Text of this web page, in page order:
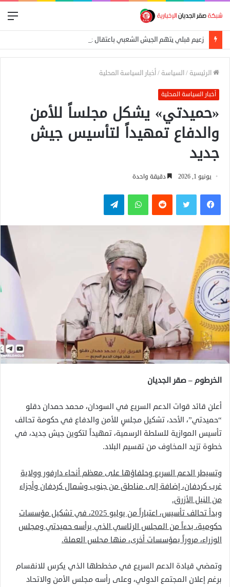
زعيم قبلي يتهم الجيش الشعبي باعتقال عمال إغاثة في «كاودا»
الرئيسية /السياسة /أخبار السياسة المحلية
أخبار السياسة المحلية
«حميدتي» يشكل مجلساً للأمن
والدفاع تمهيداً لتأسيس جيش
جديد
يونيو 1, 2026 دقيقة واحدة
فيسبوكتويتر واتساب تيلقرام
الخرطوم – صقر الجديان
أعلن قائد قوات الدعم السريع في السودان، محمد حمدان دقلو
“حميدتي”، الأحد، تشكيل مجلسٍ للأمن والدفاع في حكومة تحالف
تأسيس الموازية للسلطة الرسمية، تمهيداً لتكوين جيش جديد، في
خطوة تزيد المخاوف من تقسيم البلاد.
وتسيطر الدعم السريع وحلفاؤها على معظم أنحاء دارفور وولاية
غرب كردفان، إضافة إلى مناطق من جنوب وشمال كردفان وأجزاء
من النيل الأزرق.
وبدأ تحالف تأسيس، اعتباراً من يوليو 2025، في تشكيل مؤسسات
حكومية، بدءاً من المجلس الرئاسي الذي يرأسه حميدتي ومجلس
الوزراء، مروراً بمؤسسات أخرى، منها مجلس العملة.
وتمضي قيادة الدعم السريع في مخططها الذي يكرس للانقسام
برغم إعلان المجتمع الدولي، وعلى رأسه مجلس الأمن والاتحاد